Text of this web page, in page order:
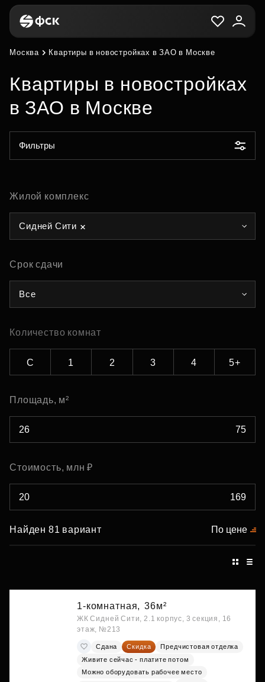
Москва Квартиры в новостройках в ЗАО в Москве
Квартиры в новостройках
в ЗАО в Москве
Фильтры
Жилой комплекс
Сидней Сити
Срок сдачи
Все
Количество комнат
С 1 2 3 4 5+
Площадь, м²
Стоимость, млн ₽
Найден 81 вариант По цене
1-комнатная, 36м²
ЖК Сидней Сити, 2.1 корпус, 3 секция, 16
этаж, №213
Сдана Скидка
Предчистовая отделка
Живите сейчас - платите потом
Можно оборудовать рабочее место